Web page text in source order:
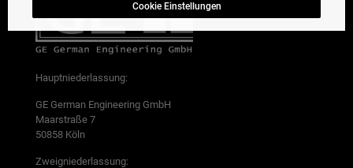
Hauptniederlassung:
GE German Engineering GmbH
Maarstraße 7
50858 Köln
Zweigniederlassung:
Cookie Einstellungen